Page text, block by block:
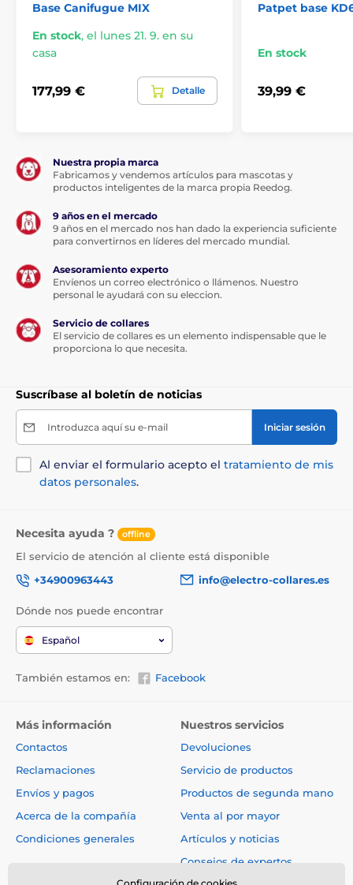
Base Canifugue MIX
En stock, el lunes 21. 9. en su
casa
177,99 € Detalle
Patpet base
En stock
39,99 €
Nuestra propia marca
Fabricamos y vendemos artículos para mascotas y
productos inteligentes de la marca propia Reedog.
9 años en el mercado
9 años en el mercado nos han dado la experiencia suficiente
para convertirnos en líderes del mercado mundial.
Asesoramiento experto
Envíenos un correo electrónico o llámenos. Nuestro
personal le ayudará con su eleccion.
Servicio de collares
El servicio de collares es un elemento indispensable que le
proporciona lo que necesita.
Suscríbase al boletín de noticias
Introduzca aquí su e-mail Iniciar sesión
Al enviar el formulario acepto el tratamiento de mis
datos personales.
Necesita ayuda ? offline
El servicio de atención al cliente está disponible
+34900963443
info@electro-collares.es
Dónde nos puede encontrar
Español
También estamos en: Facebook
Más información
Contactos
Reclamaciones
Envíos y pagos
Acerca de la compañía
Condiciones generales
Nuestros servicios
Devoluciones
Servicio de productos
Productos de segunda mano
Venta al por mayor
Artículos y noticias
Consejos de expertos